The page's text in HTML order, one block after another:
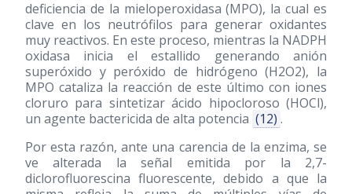
deficiencia de la mieloperoxidasa (MPO), la cual es
clave en los neutrófilos para generar oxidantes
muy reactivos. En este proceso, mientras la NADPH
oxidasa inicia el estallido generando anión
superóxido y peróxido de hidrógeno (H2O2), la
MPO cataliza la reacción de este último con iones
cloruro para sintetizar ácido hipocloroso (HOCl),
un agente bactericida de alta potencia (12) .
Por esta razón, ante una carencia de la enzima, se
ve alterada la señal emitida por la 2,7-
diclorofluorescina fluorescente, debido a que la